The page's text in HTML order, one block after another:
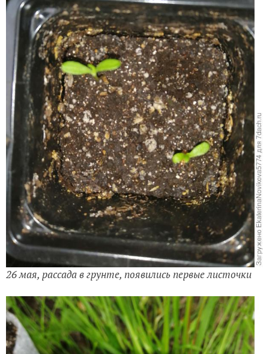
26 мая, рассада в грунте, появились первые листочки